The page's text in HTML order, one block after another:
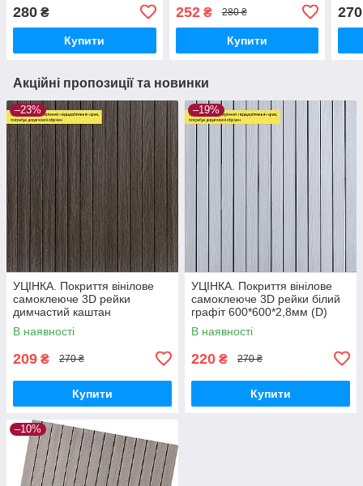
00002193
280 ₴
Купити
252₴ 280 ₴
Купити
270
Акційні пропозиції та новинки
–23%
УЦІНКА. Покриття вінілове
самоклеюче 3D рейки
димчастий каштан
600*600*2,8мм (D) SW-
00002962
В наявності
209 ₴ 270 ₴
Купити
–19%
УЦІНКА. Покриття вінілове
самоклеюче 3D рейки білий
графіт 600*600*2,8мм (D)
SW-00002963
В наявності
220 ₴ 270 ₴
Купити
–10%